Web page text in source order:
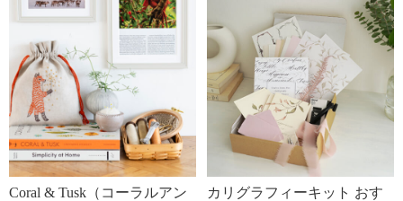
Coral & Tusk（コーラルアン
カリグラフィーキット おす